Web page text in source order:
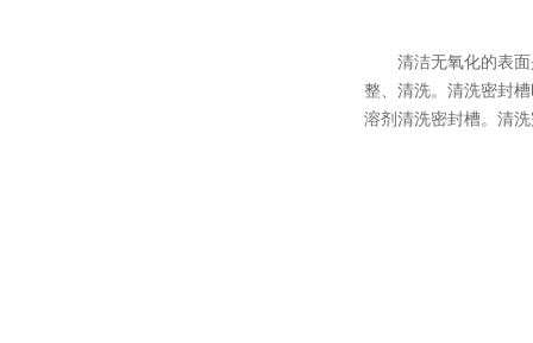
清洁无氧化的表
整、清洗。清洗密封
溶剂清洗密封槽。清